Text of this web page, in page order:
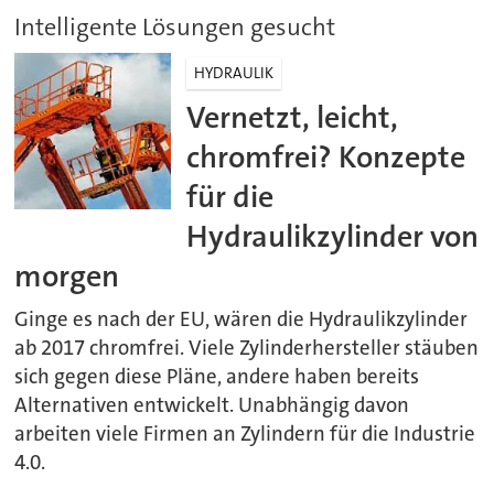
Intelligente Lösungen gesucht
HYDRAULIK
Vernetzt, leicht,
chromfrei? Konzepte
für die
Hydraulikzylinder von
morgen
Ginge es nach der EU, wären die Hydraulikzylinder
ab 2017 chromfrei. Viele Zylinderhersteller stäuben
sich gegen diese Pläne, andere haben bereits
Alternativen entwickelt. Unabhängig davon
arbeiten viele Firmen an Zylindern für die Industrie
4.0.